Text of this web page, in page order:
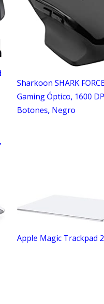
Sharkoon SHARK
Gaming Óptico, 1600
Botones, Negro
Apple Magic Trackpad